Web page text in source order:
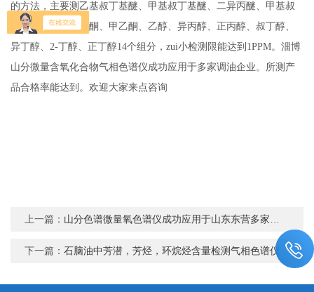
的方法，主要测乙基叔丁基醚、甲基叔丁基醚、二异丙醚、甲基叔
戊基醚、甲醇、丙酮、甲乙酮、乙醇、异丙醇、正丙醇、叔丁醇、
异丁醇、2-丁醇、正丁醇14个组分，zui小检测限能达到1PPM。淄博
山分微量含氧化合物气相色谱仪成功应用于多家调油企业。所测产
品合格率能达到。欢迎大家来点咨询
上一篇： 山分色谱微量氧色谱仪成功应用于山东东营多家企业
下一篇：石脑油中芳潜，芳烃，环烷烃含量检测气相色谱仪